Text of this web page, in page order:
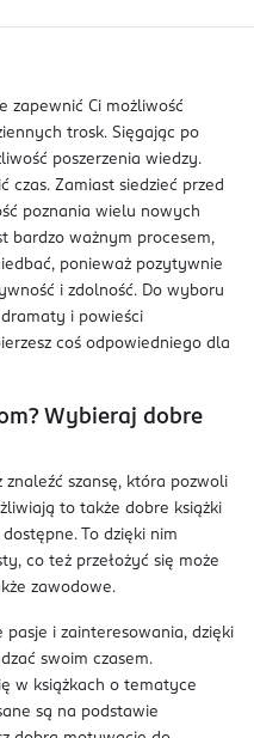
zapewnić Ci możliwość
trosk. Sięgając po
poszerzenia wiedzy.
czas. Zamiast siedzieć przed
poznania wielu nowych
bardzo ważnym procesem,
ponieważ pozytywnie
i zdolność. Do wyboru
i powieści
coś odpowiedniego dla
Wybieraj dobre
znaleźć szansę, która pozwoli
to także dobre książki
To dzięki nim
co też przełożyć się może
zawodowe.
pasje i zainteresowania, dzięki
swoim czasem.
w książkach o tematyce
są na podstawie